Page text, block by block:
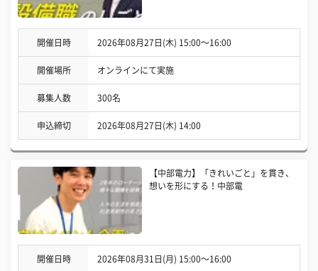
開催日時 2026年08月27日(木) 15:00〜16:00
開催場所 オンラインにて実施
募集人数 300名
申込締切 2026年08月27日(木) 14:00
【中部電力】「きれいごと」を貫き、
想いを形にする！中部電
開催日時 2026年08月31日(月) 15:00〜16:00